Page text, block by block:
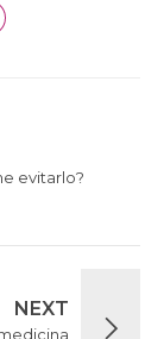
evitarlo?
NEXT